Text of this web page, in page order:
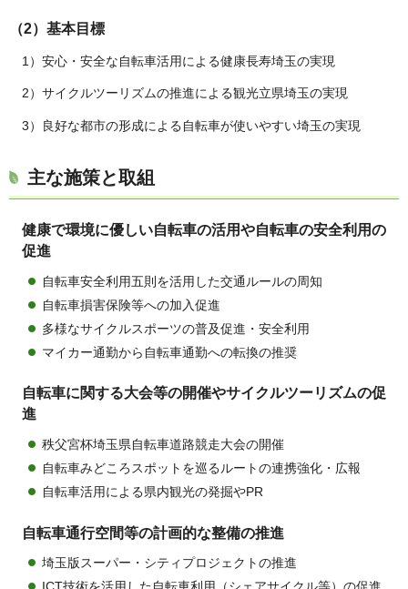
（2）基本目標
1）安心・安全な自転車活用による健康長寿埼玉の実現
2）サイクルツーリズムの推進による観光立県埼玉の実現
3）良好な都市の形成による自転車が使いやすい埼玉の実現
主な施策と取組
健康で環境に優しい自転車の活用や自転車の安全利用の
促進
自転車安全利用五則を活用した交通ルールの周知
自転車損害保険等への加入促進
多様なサイクルスポーツの普及促進・安全利用
マイカー通勤から自転車通勤への転換の推奨
自転車に関する大会等の開催やサイクルツーリズムの促
進
秩父宮杯埼玉県自転車道路競走大会の開催
自転車みどころスポットを巡るルートの連携強化・広報
自転車活用による県内観光の発掘やPR
自転車通行空間等の計画的な整備の推進
埼玉版スーパー・シティプロジェクトの推進